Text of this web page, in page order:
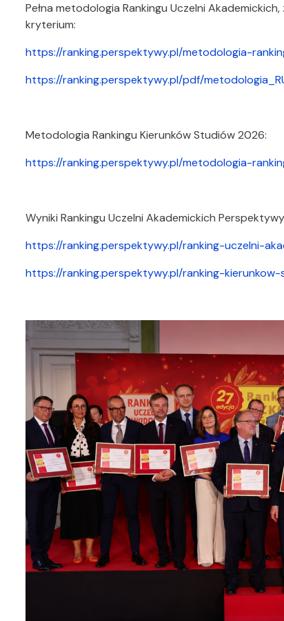
Pełna metodologia Rankingu Uczelni
kryterium:
https://ranking.perspektywy.pl/metodologia-
https://ranking.perspektywy.pl/pdf/
Metodologia Rankingu Kierunków Studiów 2026:
https://ranking.perspektywy.pl/metodologia-
Wyniki Rankingu Uczelni Akademickich
https://ranking.perspektywy.pl/ranking-uczelni-
https://ranking.perspektywy.pl/ranking-